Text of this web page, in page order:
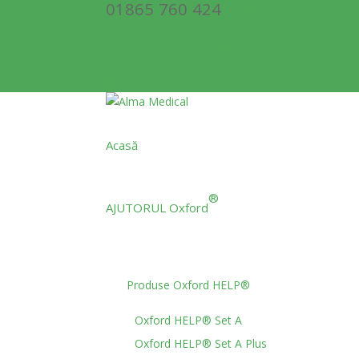
01865 760 424
Acasă
AJUTORUL Oxford
®
Produse Oxford HELP®
Oxford HELP® Set A
Oxford HELP® Set A Plus